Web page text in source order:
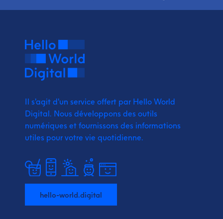
Il s'agit d'un service offert par Hello World
Digital. Nous développons des outils
numériques et fournissons des informations
utiles pour votre vie quotidienne.
hello-world.digital